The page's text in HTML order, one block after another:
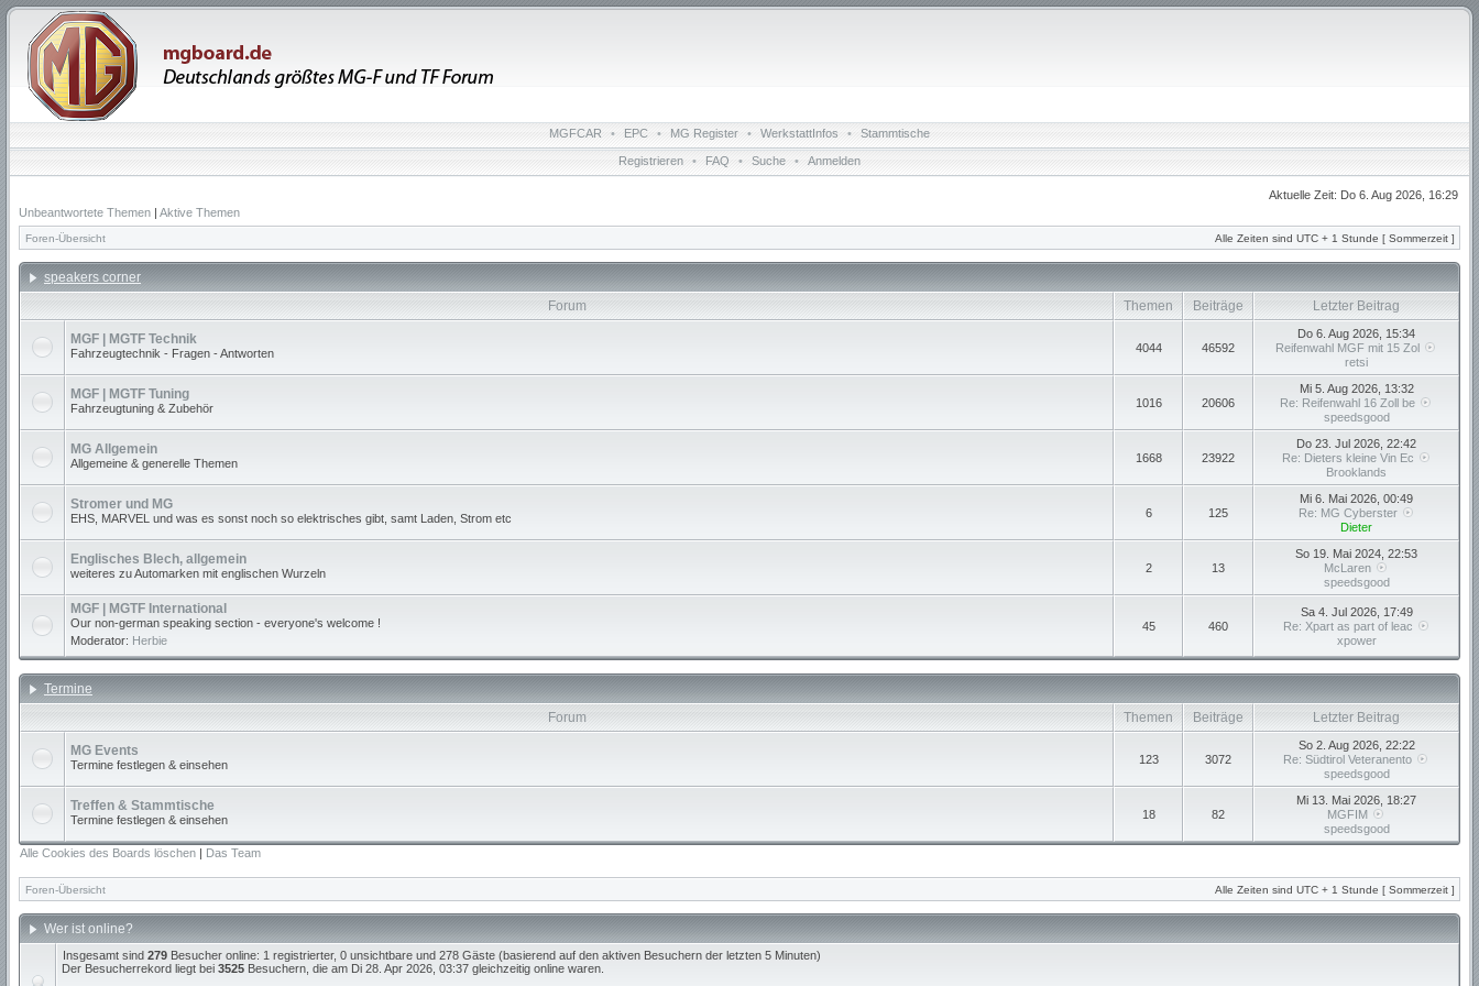
MGFCAR • EPC • MG Register • WerkstattInfos • Stammtische
Registrieren • FAQ • Suche • Anmelden
Aktuelle Zeit: Do 6. Aug 2026, 16:29
Unbeantwortete Themen | Aktive Themen
Foren-Übersicht Alle Zeiten sind UTC + 1 Stunde [ Sommerzeit ]
speakers corner
Forum
Themen Beiträge Letzter Beitrag
MGF | MGTF Technik
Fahrzeugtechnik - Fragen - Antworten 4044 46592
Do 6. Aug 2026, 15:34
Reifenwahl MGF mit 15 Zol
retsi
MGF | MGTF Tuning
Fahrzeugtuning & Zubehör 1016 20606
Mi 5. Aug 2026, 13:32
Re: Reifenwahl 16 Zoll be
speedsgood
MG Allgemein
Allgemeine & generelle Themen 1668 23922
Do 23. Jul 2026, 22:42
Re: Dieters kleine Vin Ec
Brooklands
Stromer und MG
EHS, MARVEL und was es sonst noch so elektrisches gibt, samt Laden, Strom etc 6 125
Mi 6. Mai 2026, 00:49
Re: MG Cyberster
Dieter
Englisches Blech, allgemein
weiteres zu Automarken mit englischen Wurzeln 2 13
So 19. Mai 2024, 22:53
McLaren
speedsgood
MGF | MGTF International
Our non-german speaking section - everyone's welcome !
Moderator: Herbie
45 460
Sa 4. Jul 2026, 17:49
Re: Xpart as part of leac
xpower
Termine
Forum
Themen Beiträge Letzter Beitrag
MG Events
Termine festlegen & einsehen 123 3072
So 2. Aug 2026, 22:22
Re: Südtirol Veteranento
speedsgood
Treffen & Stammtische
Termine festlegen & einsehen 18 82
Mi 13. Mai 2026, 18:27
MGFIM
speedsgood
Alle Cookies des Boards löschen | Das Team
Foren-Übersicht Alle Zeiten sind UTC + 1 Stunde [ Sommerzeit ]
Wer ist online?
Insgesamt sind 279 Besucher online: 1 registrierter, 0 unsichtbare und 278 Gäste (basierend auf den aktiven Besuchern der letzten 5 Minuten)
Der Besucherrekord liegt bei 3525 Besuchern, die am Di 28. Apr 2026, 03:37 gleichzeitig online waren.